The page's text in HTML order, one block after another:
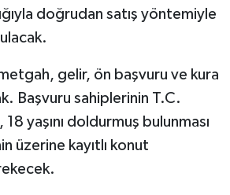
doğrudan satış yöntemiyle
gelir, ön başvuru ve kura
Başvuru sahiplerinin T.C.
18 yaşını doldurmuş bulunması
üzerine kayıtlı konut